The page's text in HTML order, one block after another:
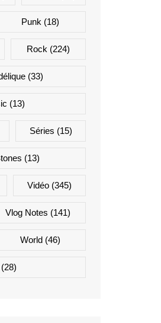
Punk (18)
Rock (224)
(33)
(13)
Séries (15)
(13)
Vidéo (345)
Vlog Notes (141)
World (46)
(28)